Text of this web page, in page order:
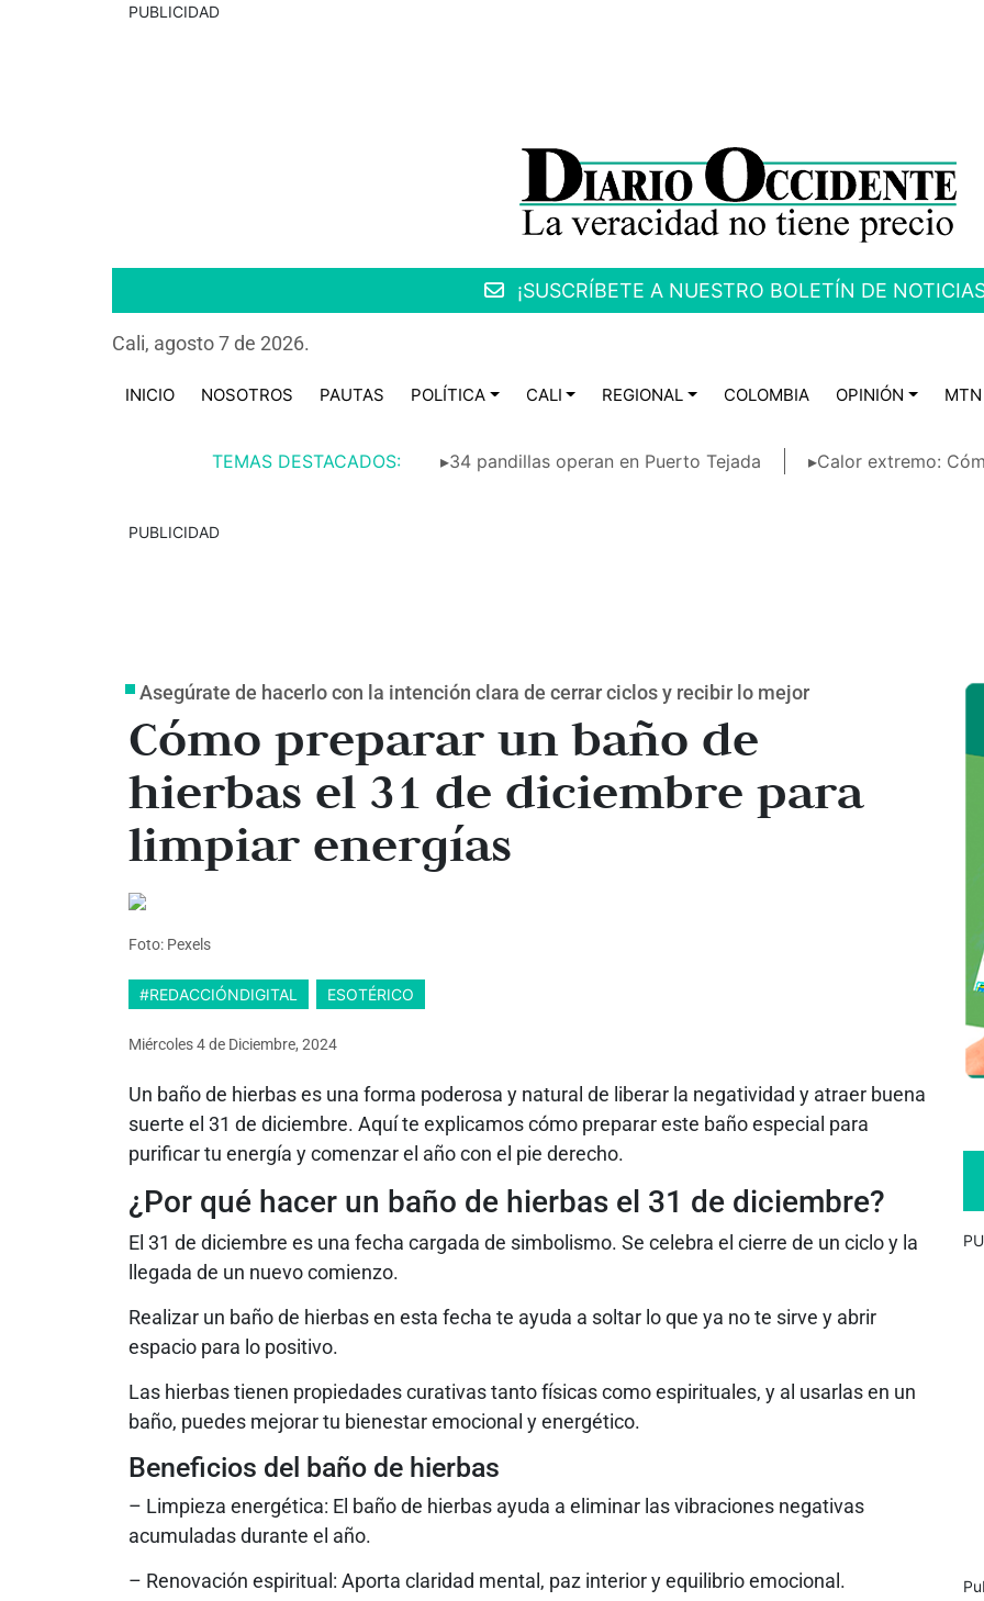
PUBLICIDAD
¡SUSCRÍBETE A NUESTRO BOLETÍN DE
Cali, agosto 7 de 2026.
INICIO NOSOTROS PAUTAS POLÍTICA CALI REGIONAL COLOMBIA OPINIÓN MTN
TEMAS DESTACADOS: ▸34 pandillas operan en Puerto Tejada ▸Calor extremo:
PUBLICIDAD
Asegúrate de hacerlo con la intención clara de cerrar ciclos y recibir lo mejor
Cómo preparar un baño de
hierbas el 31 de diciembre para
limpiar energías
Foto: Pexels
#REDACCIÓNDIGITAL ESOTÉRICO
Miércoles 4de Diciembre, 2024
Un baño de hierbas es una forma poderosa y natural de liberar la negatividad y atraer buena
suerte el 31 de diciembre. Aquí te explicamos cómo preparar este baño especial para
purificar tu energía y comenzar el año con el pie derecho.
¿Por qué hacer un baño de hierbas el 31 de diciembre?
El 31 de diciembre es una fecha cargada de simbolismo. Se celebra el cierre de un ciclo y la
llegada de un nuevo comienzo.
Realizar un baño de hierbas en esta fecha te ayuda a soltar lo que ya no te sirve y abrir
espacio para lo positivo.
Las hierbas tienen propiedades curativas tanto físicas como espirituales, y al usarlas en un
baño, puedes mejorar tu bienestar emocional y energético.
Beneficios del baño de hierbas
– Limpieza energética: El baño de hierbas ayuda a eliminar las vibraciones negativas
acumuladas durante el año.
– Renovación espiritual: Aporta claridad mental, paz interior y equilibrio emocional.